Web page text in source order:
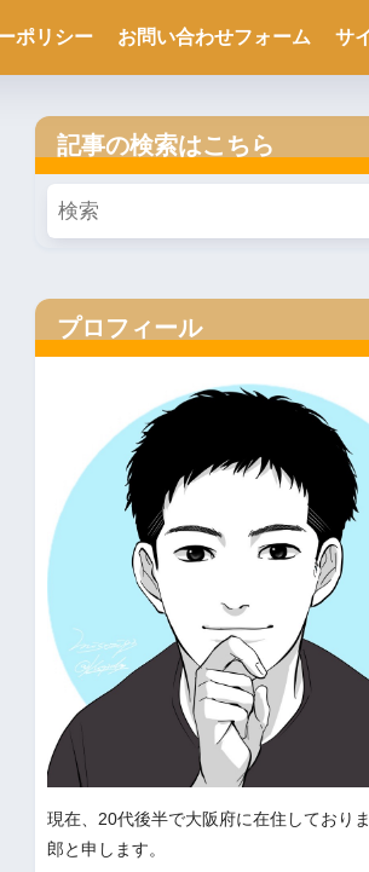
ポリシー お問い合わせフォーム サ
記事の検索はこちら
プロフィール
現在、20代後半で大阪府に在住しており
郎と申します。